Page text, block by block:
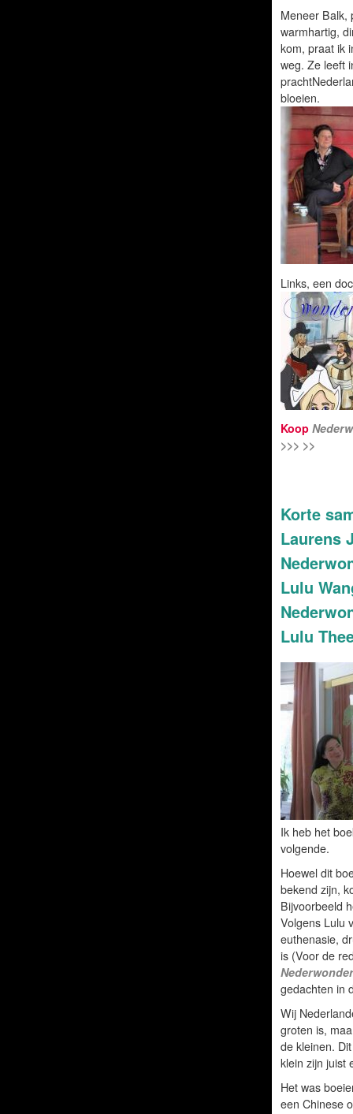
Meneer Balk,
warmhartig,
kom, praat ik
weg. Ze leeft
bloeien.
Links, een
Koop
>>> >>
Korte
Laurens
Lulu
Lulu
Ik heb het
volgende.
Hoewel dit
bekend zijn,
Bijvoorbeeld
Volgens Lulu
euthenasie,
is (Voor de
gedachten in
Wij
groten is,
de kleinen.
klein zijn juist
Het was
een Chinese